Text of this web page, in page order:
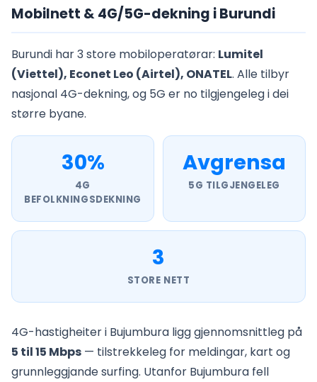
Mobilnett & 4G/5G-dekning i Burundi
Burundi har 3 store mobiloperatørar: Lumitel
(Viettel), Econet Leo (Airtel), ONATEL. Alle tilbyr
nasjonal 4G-dekning, og 5G er no tilgjengeleg i dei
større byane.
30%
4G
BEFOLKNINGSDEKNING
Avgrensa
5G TILGJENGELEG
3
STORE NETT
4G-hastigheiter i Bujumbura ligg gjennomsnittleg på
5 til 15 Mbps — tilstrekkeleg for meldingar, kart og
grunnleggjande surfing. Utanfor Bujumbura fell